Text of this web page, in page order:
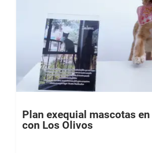
Plan exequial mascotas
con Los Olivos